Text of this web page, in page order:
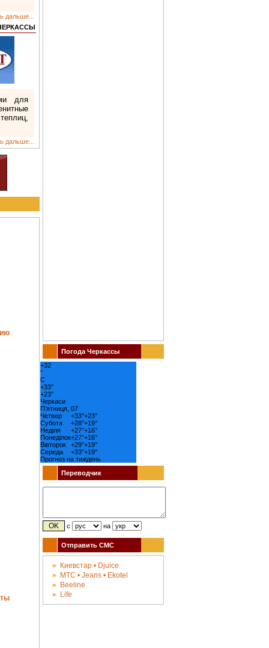
дальше...
для
дальше...
Погода Черкассы
+32
°
C
+33°
+23°
Черкаси
П’ятниця, 07
Четвер
+33°+23°
Субота
+28°+19°
Неділя
+27°+16°
Понеділок+27°+16°
Вівторок
+29°+19°
Середа
+33°+19°
Прогноз на тиждень
Переводчик
с на
Отправить СМС
Киевстар • Djuice
МТС • Jeans • Ekotel
Beeline
Life